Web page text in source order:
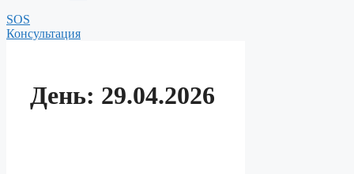
SOS
Консультация
День: 29.04.2026